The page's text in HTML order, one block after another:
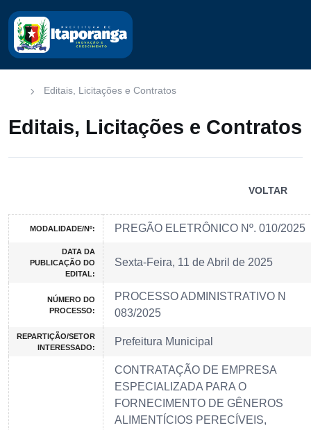
Editais, Licitações e Contratos
Editais, Licitações e Contratos
VOLTAR
MODALIDADE/Nº: PREGÃO ELETRÔNICO Nº. 010/2025
DATA DA
PUBLICAÇÃO DO
EDITAL:
Sexta-Feira, 11 de Abril de 2025
NÚMERO DO
PROCESSO:
PROCESSO ADMINISTRATIVO N
083/2025
REPARTIÇÃO/SETOR
INTERESSADO:
Prefeitura Municipal
CONTRATAÇÃO DE EMPRESA
ESPECIALIZADA PARA O
FORNECIMENTO DE GÊNEROS
ALIMENTÍCIOS PERECÍVEIS,